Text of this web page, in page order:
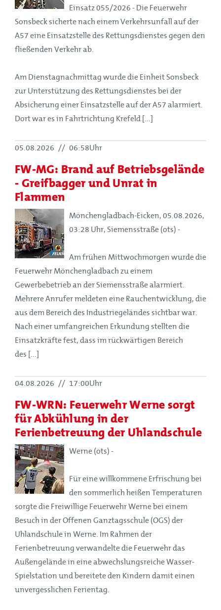
Einsatz 055/2026 - Die Feuerwehr
Sonsbeck sicherte nach einem Verkehrsunfall auf der
A57 eine Einsatzstelle des Rettungsdienstes gegen den
fließenden Verkehr ab.
Am Dienstagnachmittag wurde die Einheit Sonsbeck
zur Unterstützung des Rettungsdienstes bei der
Absicherung einer Einsatzstelle auf der A57 alarmiert.
Dort war es in Fahrtrichtung Krefeld [...]
05.08.2026 // 06:58Uhr
FW-MG: Brand auf Betriebsgelände
- Greifbagger und Unrat in
Flammen
Mönchengladbach-Eicken, 05.08.2026,
03:28 Uhr, Siemensstraße (ots) -
Am frühen Mittwochmorgen wurde die
Feuerwehr Mönchengladbach zu einem
Gewerbebetrieb an der Siemensstraße alarmiert.
Mehrere Anrufer meldeten eine Rauchentwicklung, die
aus dem Bereich des Industriegeländes sichtbar war.
Nach einer umfangreichen Erkundung stellten die
Einsatzkräfte fest, dass im rückwärtigen Bereich
des [...]
04.08.2026 // 17:00Uhr
FW-WRN: Feuerwehr Werne sorgt
für Abkühlung in der
Ferienbetreuung der Uhlandschule
Werne (ots) -
Für eine willkommene Erfrischung bei
den sommerlich heißen Temperaturen
sorgte die Freiwillige Feuerwehr Werne bei einem
Besuch in der Offenen Ganztagsschule (OGS) der
Uhlandschule in Werne. Im Rahmen der
Ferienbetreuung verwandelte die Feuerwehr das
Außengelände in eine abwechslungsreiche Wasser-
Spielstation und bereitete den Kindern damit einen
unvergesslichen Ferientag.